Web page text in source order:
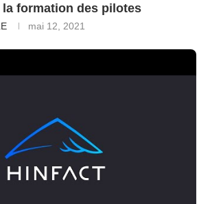
formation des pilotes
mai 12, 2021